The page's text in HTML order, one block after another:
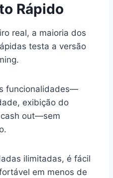
Rápido
real, a maioria dos
testa a versão
funcionalidades—
exibição do
out—sem
ilimitadas, é fácil
em menos de